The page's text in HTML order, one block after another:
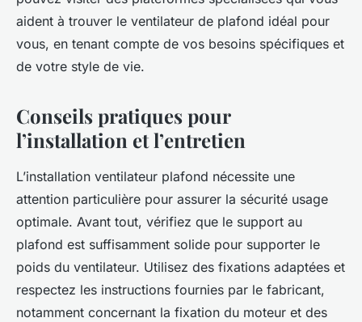
aident à trouver le ventilateur de plafond idéal pour
vous, en tenant compte de vos besoins spécifiques et
de votre style de vie.
Conseils pratiques pour
l’installation et l’entretien
L’installation ventilateur plafond nécessite une
attention particulière pour assurer la sécurité usage
optimale. Avant tout, vérifiez que le support au
plafond est suffisamment solide pour supporter le
poids du ventilateur. Utilisez des fixations adaptées et
respectez les instructions fournies par le fabricant,
notamment concernant la fixation du moteur et des